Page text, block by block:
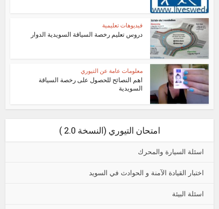
فيديوهات تعليمية
دروس تعليم رخصة السياقة السويدية الدوار
معلومات عامة عن التيوري
اهم النصائح للحصول على رخصة السياقة
السويدية
امتحان التيوري (النسخة 2.0 )
اسئلة السيارة والمحرك
اختبار القيادة الآمنة و الحوادث في السويد
اسئلة البيئة